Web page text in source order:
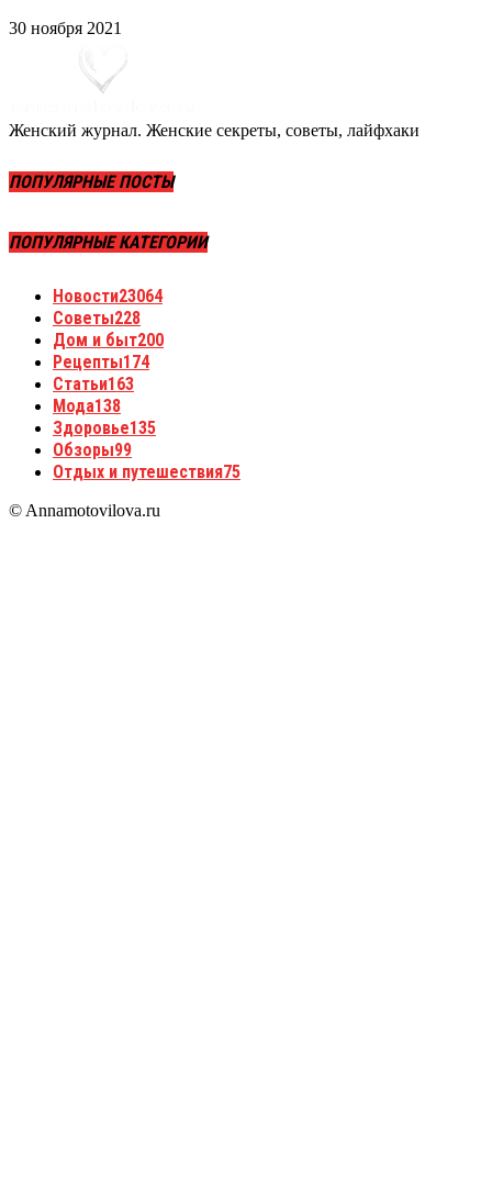
30 ноября 2021
Женский журнал. Женские секреты, советы, лайфхаки
ПОПУЛЯРНЫЕ ПОСТЫ
ПОПУЛЯРНЫЕ КАТЕГОРИИ
Новости23064
Советы228
Дом и быт200
Рецепты174
Статьи163
Мода138
Здоровье135
Обзоры99
Отдых и путешествия75
© Annamotovilova.ru